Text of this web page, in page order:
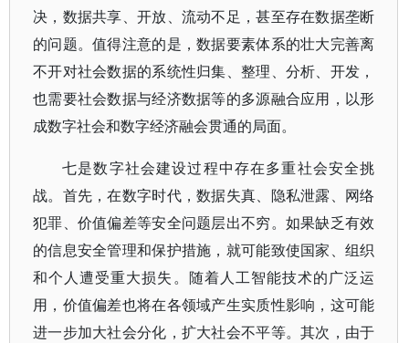
决，数据共享、开放、流动不足，甚至存在数据垄断
的问题。值得注意的是，数据要素体系的壮大完善离
不开对社会数据的系统性归集、整理、分析、开发，
也需要社会数据与经济数据等的多源融合应用，以形
成数字社会和数字经济融会贯通的局面。
七是数字社会建设过程中存在多重社会安全挑
战。首先，在数字时代，数据失真、隐私泄露、网络
犯罪、价值偏差等安全问题层出不穷。如果缺乏有效
的信息安全管理和保护措施，就可能致使国家、组织
和个人遭受重大损失。随着人工智能技术的广泛运
用，价值偏差也将在各领域产生实质性影响，这可能
进一步加大社会分化，扩大社会不平等。其次，由于